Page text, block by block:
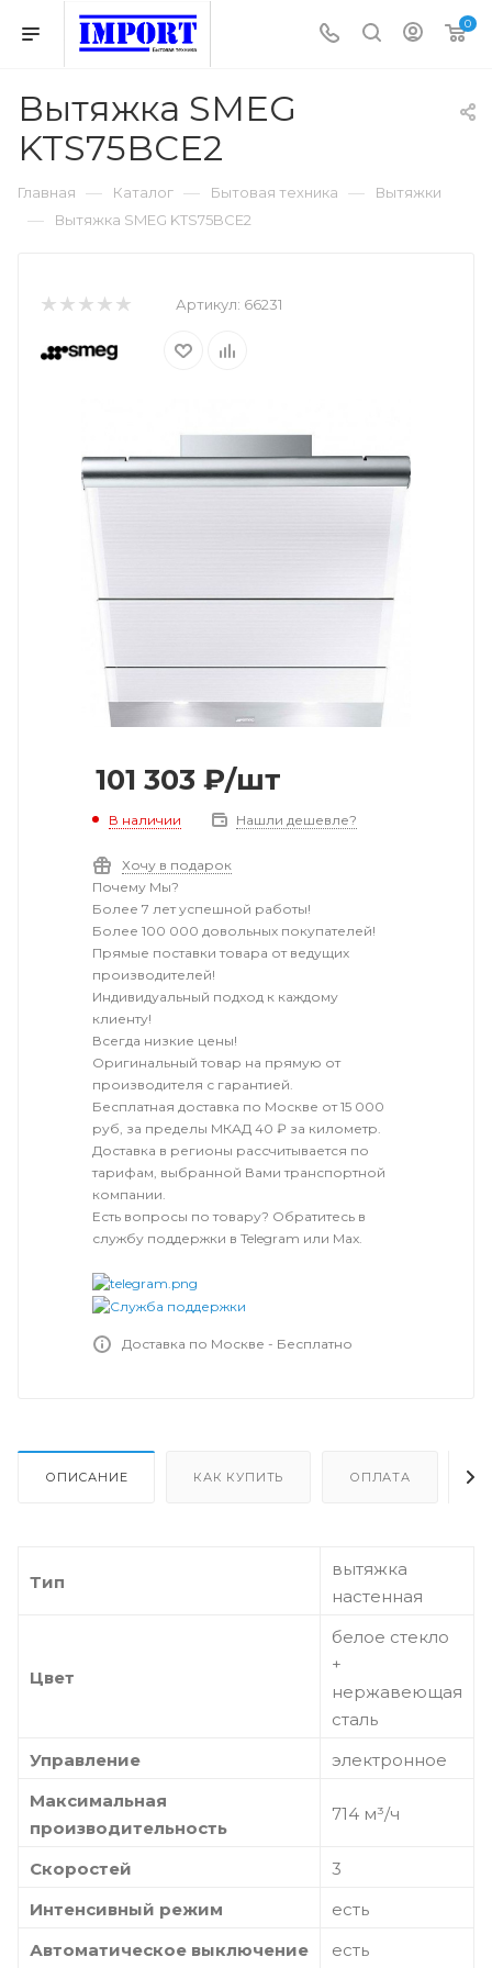
0
Вытяжка SMEG
KTS75BCE2
Главная — Каталог — Бытовая техника — Вытяжки
— Вытяжка SMEG KTS75BCE2
Артикул: 66231
101 303 ₽/шт
В наличии Нашли дешевле?
Хочу в подарок
Почему Мы?
Более 7 лет успешной работы!
Более 100 000 довольных покупателей!
Прямые поставки товара от ведущих
производителей!
Индивидуальный подход к каждому
клиенту!
Всегда низкие цены!
Оригинальный товар на прямую от
производителя с гарантией.
Бесплатная доставка по Москве от 15 000
руб, за пределы МКАД 40 ₽ за километр.
Доставка в регионы рассчитывается по
тарифам, выбранной Вами транспортной
компании.
Есть вопросы по товару? Обратитесь в
службу поддержки в Telegram или Max.
Доставка по Москве - Бесплатно
ОПИСАНИЕ КАК КУПИТЬ ОПЛАТА
Тип
вытяжка
настенная
Цвет
белое стекло
+
нержавеющая
сталь
Управление
электронное
Максимальная
производительность
714 м³/ч
Скоростей
3
Интенсивный режим
есть
Автоматическое выключение
есть